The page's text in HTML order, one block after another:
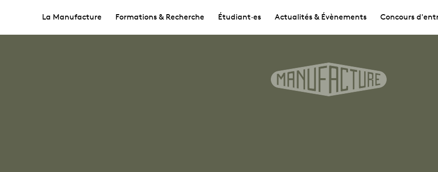
La Manufacture Formations & Recherche Étudiant·es Actualités & Évènements Concours